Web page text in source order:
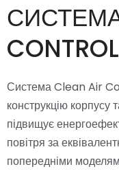
СИСТЕМА
CONTROL
Система Clean Air
конструкцію корпусу
підвищує
повітря за
попередніми